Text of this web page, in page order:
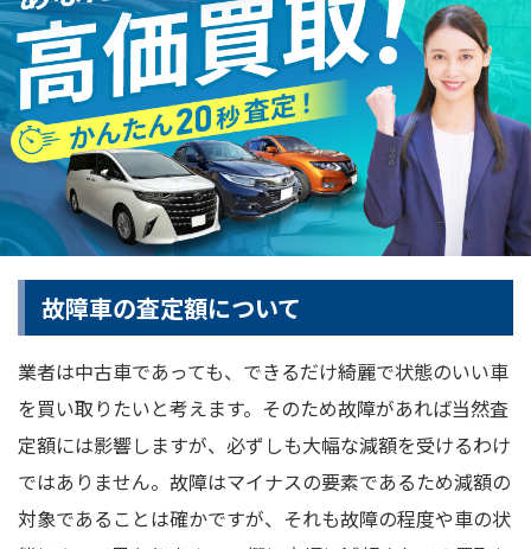
故障車の査定額について
業者は中古車であっても、できるだけ綺麗で状態のいい車
を買い取りたいと考えます。そのため故障があれば当然査
定額には影響しますが、必ずしも大幅な減額を受けるわけ
ではありません。故障はマイナスの要素であるため減額の
対象であることは確かですが、それも故障の程度や車の状